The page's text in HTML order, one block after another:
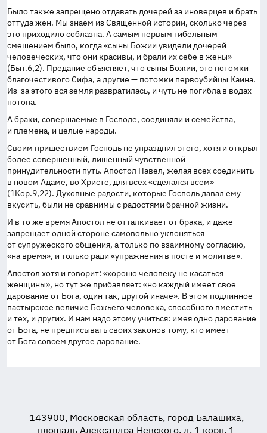
Было также запрещено отдавать дочерей за иноверцев и брать
оттуда жен. Мы знаем из Священной истории, сколько через
это приходило соблазна. А самым первым гибельным
смешением было, когда «сыны Божии увидели дочерей
человеческих, что они красивы, и брали их себе в жены»
(Быт.6,2). Предание объясняет, что сыны Божии, это потомки
благочестивого Сифа, а другие — потомки первоубийцы Каина.
Из-заэтого вся земля развратилась, и чуть не погибла в водах
потопа.
А браки, совершаемые в Господе, соединяли и семейства,
и племена, и целые народы.
Своим пришествием Господь не упразднил этого, хотя и открыл
более совершенный, лишенный чувственной
принудительности путь. Апостол Павел, желая всех соединить
в новом Адаме, во Христе, для всех «сделался всем»
(1Кор.9,22). Духовные радости, которые Господь давал ему
вкусить, были не сравнимы с радостями брачной жизни.
И в то же время Апостол не отталкивает от брака, и даже
запрещает одной стороне самовольно уклоняться
от супружеского общения, а только по взаимному согласию,
«на время», и только ради «упражнения в посте и молитве».
Апостол хотя и говорит: «хорошо человеку не касаться
женщины», но тут же прибавляет: «но каждый имеет свое
дарование от Бога, один так, другой иначе». В этом подлинное
пастырское величие Божьего человека, способного вместить
и тех, и других. И нам надо этому учиться: имея одно дарование
от Бога, не предписывать своих законов тому, кто имеет
от Бога совсем другое дарование.
143900, Московская область, город Балашиха,
площадь Александра Невского, д. 1 корп. 1